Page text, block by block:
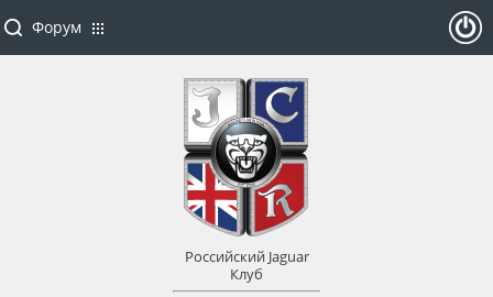
Форум
Российский Jaguar
Клуб